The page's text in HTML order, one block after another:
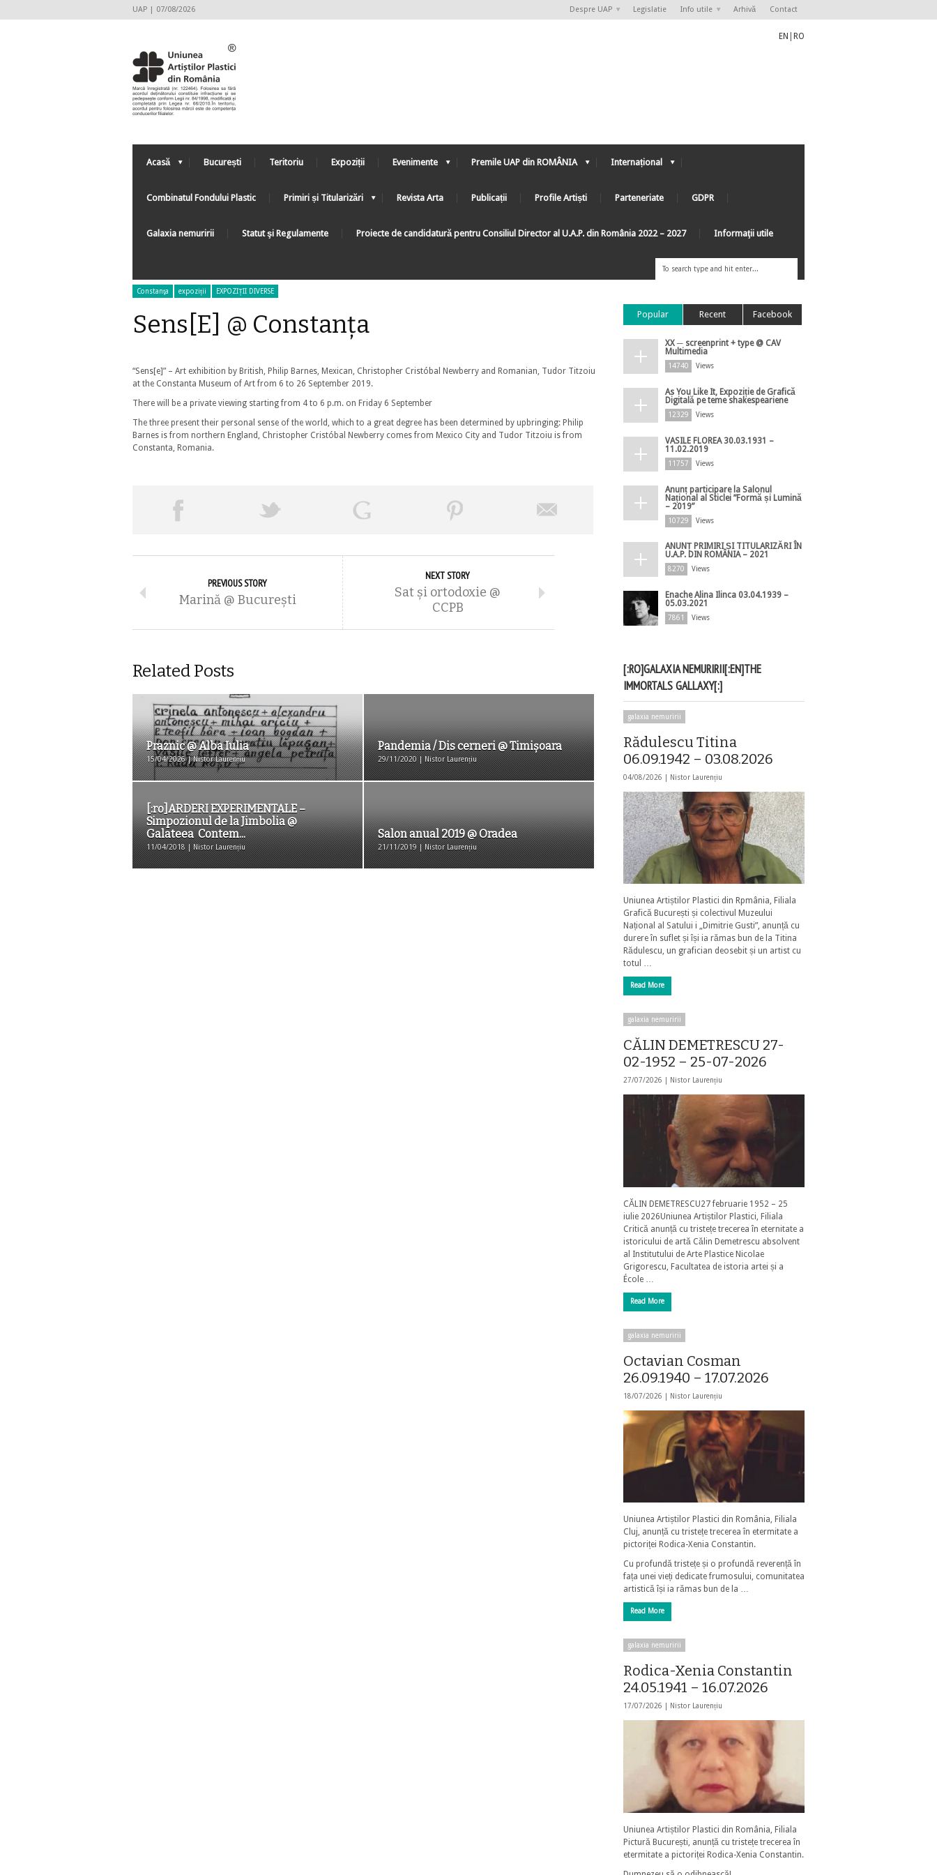
UAP | 07/08/2026 Despre UAP Legislatie Info utile Arhivă Contact
EN RO
Acasă București Teritoriu Expoziții Evenimente Premile UAP din ROMÂNIA Internațional
Combinatul Fondului Plastic Primiri și Titularizări Revista Arta Publicații Profile Artiști Parteneriate GDPR
Galaxia nemuririi Statut şi Regulamente Proiecte de candidatură pentru Consiliul Director al U.A.P. din România 2022 – 2027 Informaţii utile
Constanţa expoziții EXPOZIȚII DIVERSE
Sens[E] @ Constanța
“Sens[e]” – Art exhibition by British, Philip Barnes, Mexican, Christopher Cristóbal Newberry and Romanian, Tudor Titzoiu
at the Constanta Museum of Art from 6 to 26 September 2019.
There will be a private viewing starting from 4 to 6 p.m. on Friday 6 September
The three present their personal sense of the world, which to a great degree has been determined by upbringing: Philip
Barnes is from northern England, Christopher Cristóbal Newberry comes from Mexico City and Tudor Titzoiu is from
Constanta, Romania.
PREVIOUS STORY
Marină @ București
NEXT STORY
Sat și ortodoxie @
CCPB
Related Posts
Praznic @ Alba Iulia
15/04/2026 | Nistor Laurențiu
Pandemia / Dis cerneri @ Timișoara
29/11/2020 | Nistor Laurențiu
[:ro]ARDERI EXPERIMENTALE –
Simpozionul de la Jimbolia @
Galateea Contem...
11/04/2018 | Nistor Laurențiu
Salon anual 2019 @ Oradea
21/11/2019 | Nistor Laurențiu
Popular Recent Facebook
XX ─ screenprint + type @ CAV
Multimedia
14740 Views
As You Like It, Expoziție de Grafică
Digitală pe teme shakespeariene
12329 Views
VASILE FLOREA 30.03.1931 –
11.02.2019
11757 Views
Anunț participare la Salonul
Național al Sticlei ”Formă și Lumină
– 2019”
10729 Views
ANUNȚ PRIMIRI ȘI TITULARIZĂRI ÎN
U.A.P. DIN ROMÂNIA – 2021
8270 Views
Enache Alina Ilinca 03.04.1939 –
05.03.2021
7861 Views
[:RO]GALAXIA NEMURIRII[:EN]THE
IMMORTALS GALLAXY[:]
galaxia nemuririi
Rădulescu Titina
06.09.1942 – 03.08.2026
04/08/2026 | Nistor Laurențiu
Uniunea Artiștilor Plastici din Rpmânia, Filiala
Grafică București și colectivul Muzeului
Național al Satului i „Dimitrie Gusti”, anunță cu
durere în suflet și își ia rămas bun de la Titina
Rădulescu, un grafician deosebit și un artist cu
totul …
Read More
galaxia nemuririi
CĂLIN DEMETRESCU 27-
02-1952 – 25-07-2026
27/07/2026 | Nistor Laurențiu
CĂLIN DEMETRESCU27 februarie 1952 – 25
iulie 2026Uniunea Artiștilor Plastici, Filiala
Critică anunță cu tristețe trecerea în eternitate a
istoricului de artă Călin Demetrescu absolvent
al Institutului de Arte Plastice Nicolae
Grigorescu, Facultatea de istoria artei și a
École …
Read More
galaxia nemuririi
Octavian Cosman
26.09.1940 – 17.07.2026
18/07/2026 | Nistor Laurențiu
Uniunea Artiștilor Plastici din România, Filiala
Cluj, anunță cu tristețe trecerea în etermitate a
pictoriței Rodica-Xenia Constantin.
Cu profundă tristețe și o profundă reverență în
fața unei vieți dedicate frumosului, comunitatea
artistică își ia rămas bun de la …
Read More
galaxia nemuririi
Rodica-Xenia Constantin
24.05.1941 – 16.07.2026
17/07/2026 | Nistor Laurențiu
Uniunea Artiștilor Plastici din România, Filiala
Pictură București, anunță cu tristețe trecerea în
etermitate a pictoriței Rodica-Xenia Constantin.